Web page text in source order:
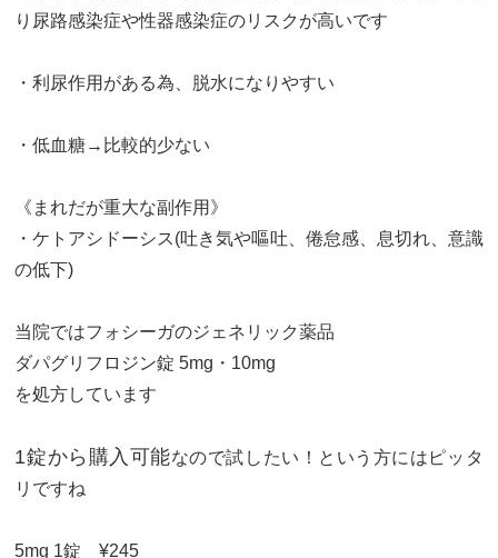
り尿路感染症や性器感染症のリスクが高いです
・利尿作用がある為、脱水になりやすい
・低血糖→比較的少ない
《まれだが重大な副作用》
・ケトアシドーシス(吐き気や嘔吐、倦怠感、息切れ、意識
の低下)
当院ではフォシーガのジェネリック薬品
ダパグリフロジン錠 5mg・10mg
を処方しています
1錠から購入可能なので試したい！という方にはピッタ
リですね
5mg 1錠 ¥245